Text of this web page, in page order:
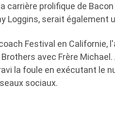
carrière prolifique de
Loggins, serait également
Festival en
avec Frère
la foule en exécutant le
sociaux.